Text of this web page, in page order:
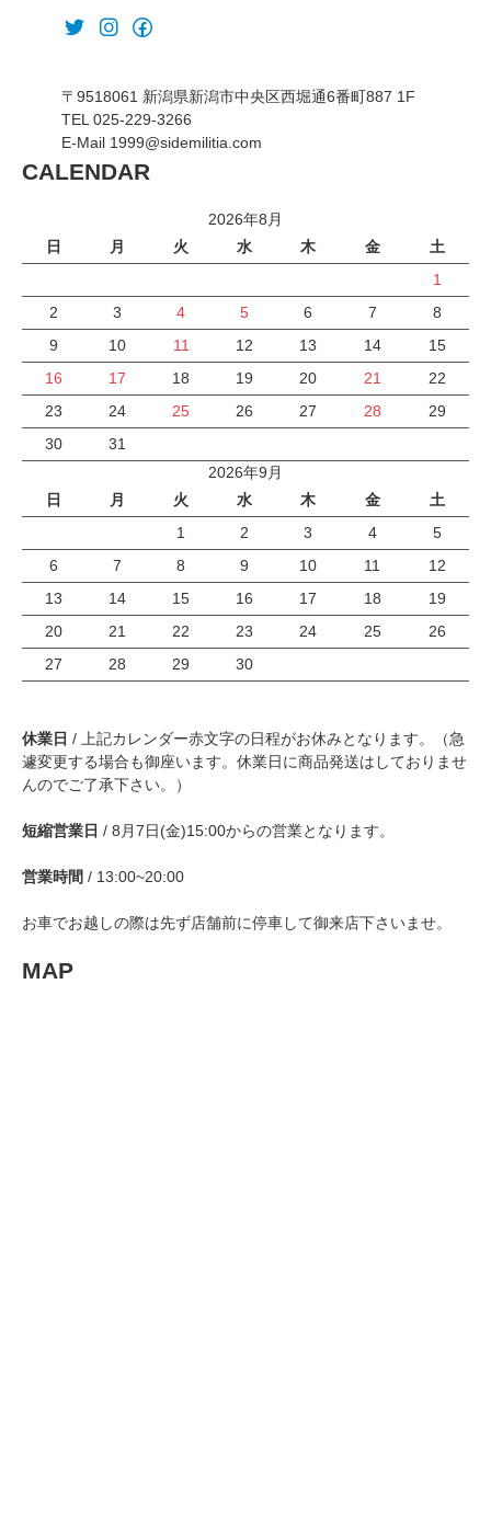
〒9518061 新潟県新潟市中央区西堀通6番町887 1F
TEL 025-229-3266
E-Mail 1999@sidemilitia.com
CALENDAR
2026年8月
日
月 火 水 木 金
土
1
2
3 4 5 6 7
8
9
10 11 12 13 14
15
16
17 18 19 20 21
22
23
24 25 26 27 28
29
30
31
2026年9月
日
月 火 水 木 金
土
1
2 3 4
5
6
7 8 9 10 11
12
13
14 15 16 17 18
19
20
21 22 23 24 25
26
27
28 29 30
休業日 / 上記カレンダー赤文字の日程がお休みとなります。（急
遽変更する場合も御座います。休業日に商品発送はしておりませ
んのでご了承下さい。）
短縮営業日 / 8月7日(金)15:00からの営業となります。
営業時間 / 13:00~20:00
お車でお越しの際は先ず店舗前に停車して御来店下さいませ。
MAP